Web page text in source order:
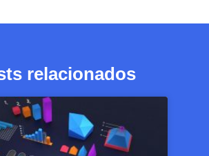
relacionados